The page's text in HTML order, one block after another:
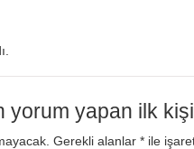
yorum yapan ilk
Gerekli alanlar* ile